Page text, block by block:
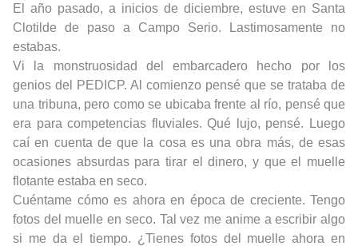
El año pasado, a inicios de diciembre, estuve en Santa
Clotilde de paso a Campo Serio. Lastimosamente no
estabas.
Vi la monstruosidad del embarcadero hecho por los
genios del
PEDICP. Al comienzo pensé que se trataba de
una tribuna, pero como se ubicaba frente al río, pensé que
era para competencias fluviales. Qué lujo, pensé. Luego
caí en cuenta de que la cosa es una obra más, de esas
ocasiones absurdas para tirar el dinero, y que el muelle
flotante estaba en seco.
Cuéntame cómo es ahora en época de creciente. Tengo
fotos del muelle en seco. Tal vez me anime a escribir algo
si me da el tiempo. ¿Tienes fotos del muelle ahora en